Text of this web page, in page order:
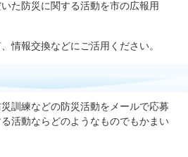
た防災に関する活動を市の広報用
情報交換などにご活用ください。
訓練などの防災活動をメールで応募
活動ならどのようなものでもかまい